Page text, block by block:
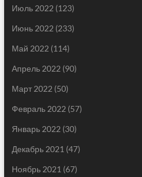
Июль 2022 (123)
Июнь 2022 (233)
Май 2022 (114)
Апрель 2022 (90)
Март 2022 (50)
Февраль 2022 (57)
Январь 2022 (30)
Декабрь 2021 (47)
Ноябрь 2021 (67)